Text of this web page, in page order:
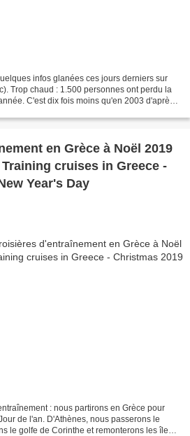
infos glanées ces jours derniers sur
Trop chaud : 1.500 personnes ont perdu la
C'est dix fois moins qu'en 2003 d'après
en Grèce à Noël 2019
cruises in Greece -
Year's Day
: nous partirons en Grèce pour
de l'an. D'Athènes, nous passerons le
le golfe de Corinthe et remonterons les îles